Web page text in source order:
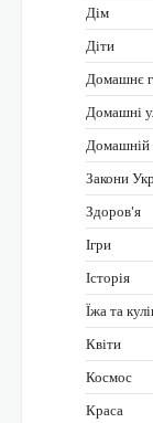
Дім
Діти
Домашнє
Домашні
Домашній
Закони
Здоров'я
Ігри
Історія
Їжа та
Квіти
Космос
Краса